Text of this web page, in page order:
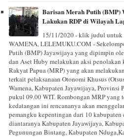
Barisan Merah Putih (BMP)
Lakukan RDP di Wilayah
15/11/2020 - klik judul untuk
WAMENA, LELEMUKU.COM -
Putih (BMP) Jayawijaya yang dipimpin
dan Aset Huby melakukan aksi
Rakyat Papua (MRP) yang akan
terkait pelaksanaan Otonomi Khusus
Wamena, Kabupaten Jayawijaya,
pukul 09.00 WIT. Rombongan MRP yang
kedatangan ini rencananya akan
pemangku kepentingan dari 10
diantaranya Kabupaten Jayawijaya,
Pegunungan Bintang, Kabupaten